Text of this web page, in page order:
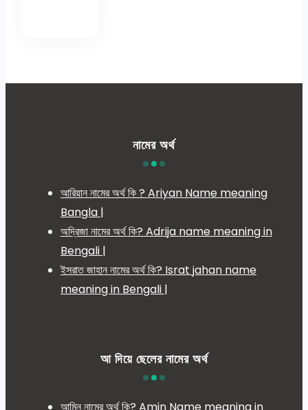
নামের অর্থ
আরিয়ান নামের অর্থ কি ? Ariyan Name meaning
Bangla |
অদ্রিজা নামের অর্থ কি? Adrija name meaning in
Bengali |
ইসরাত জাহান নামের অর্থ কি? Israt jahan name
meaning in Bengali |
আ দিয়ে ছেলের নামের অর্থ